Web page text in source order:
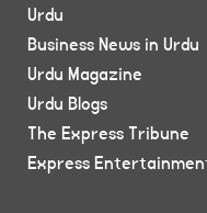
Urdu
Business News in Urdu
Urdu Magazine
Urdu Blogs
The Express Tribune
Express